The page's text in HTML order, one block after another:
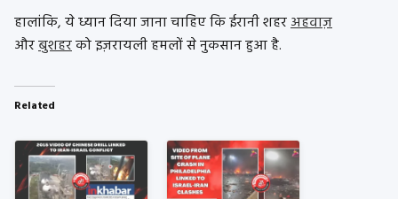
हालांकि, ये ध्यान दिया जाना चाहिए कि ईरानी शहरअहवाज़
औरबुशहरको इज़रायली हमलों से नुकसान हुआ है.
Related